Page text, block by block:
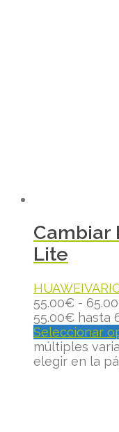
Cambiar
Lite
HUAWEI
55.00€ - 65.00
55.00€ hasta
Seleccionar
múltiples
elegir en la